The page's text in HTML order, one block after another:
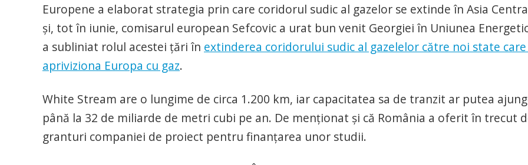
Europene a elaborat strategia prin care coridorul sudic al gazelor se extinde în Asia
şi, tot în iunie, comisarul european Sefcovic a urat bun venit Georgiei în Uniunea
a subliniat rolul acestei ţări în extinderea coridorului sudic al gazelelor către noi state
apriviziona Europa cu gaz.
White Stream are o lungime de circa 1.200 km, iar capacitatea sa de tranzit ar putea
până la 32 de miliarde de metri cubi pe an. De menţionat şi că România a oferit în trecut
granturi companiei de proiect pentru finanţarea unor studii.